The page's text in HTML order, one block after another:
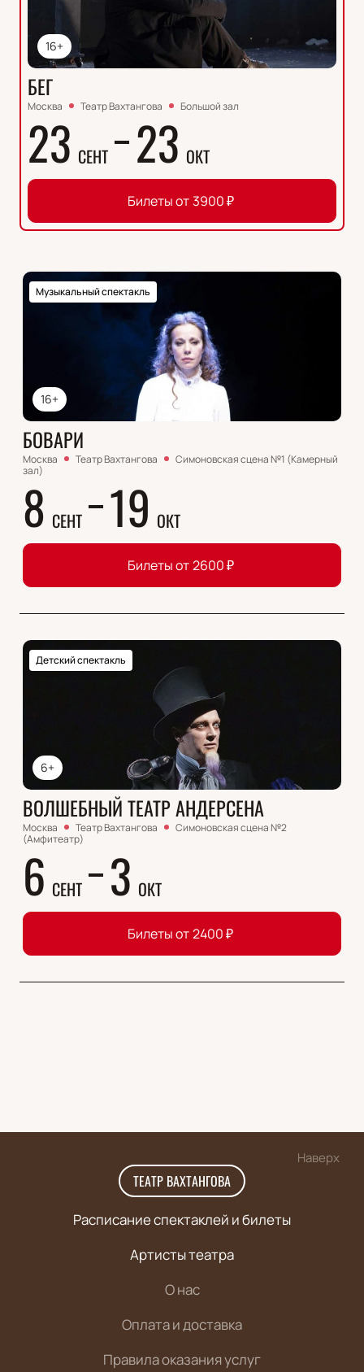
16+
БЕГ
Москва Театр Вахтангова Большой зал
23 СЕНТ 23 ОКТ
Билеты от 3900₽
16+
Музыкальный спектакль
БОВАРИ
Москва Театр Вахтангова
Симоновская сцена №1 (Камерный
зал)
8 СЕНТ 19 ОКТ
Билеты от 2600₽
6+
Детский спектакль
ВОЛШЕБНЫЙ ТЕАТР АНДЕРСЕНА
Москва Театр Вахтангова
Симоновская сцена №2
(Амфитеатр)
6 СЕНТ 3 ОКТ
Билеты от2400₽
Наверх
ТЕАТР ВАХТАНГОВА
Расписание спектаклей и билеты
Артисты театра
О нас
Оплата и доставка
Правила оказания услуг